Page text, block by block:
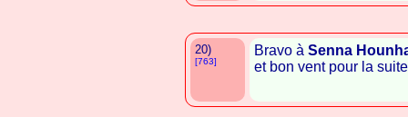
20)
[763]
Bravo à Senna
et bon vent pour la